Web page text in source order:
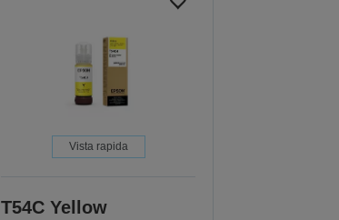
Vista rapida
T54C Yellow